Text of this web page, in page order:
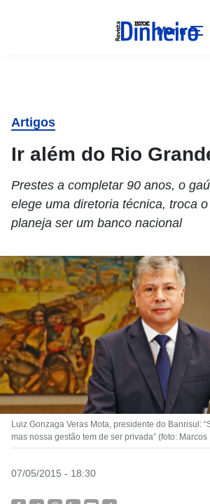
Menu
Artigos
Ir além do Rio
Prestes a completar 90 anos, o
elege uma diretoria técnica, troca
planeja ser um banco nacional
Luiz Gonzaga Veras Mota, presidente do Banrisul:
mas nossa gestão tem de ser privada” (foto:
07/05/2015 - 18:30